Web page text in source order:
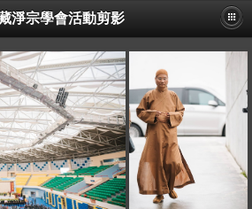
淨宗學會活動剪影